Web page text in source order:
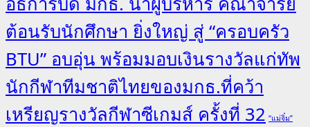
ต้อนรับนักศึกษา ยิ่งใหญ่ สู่ “ครอบครัว
BTU” อบอุ่น พร้อมมอบเงินรางวัลแก่ทัพ
นักกีฬาทีมชาติไทยของมกธ.ที่คว้า
เหรียญรางวัลกีฬาซีเกมส์ ครั้งที่ 32 “แม่จิ๋ม”